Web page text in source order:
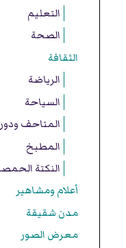
التعليم
الصحة
الثقافة
الرياضة
السياحة
المتاحف ودور
المطبخ
النكتة
أعلام ومشاهير
مدن شقيقة
معرض الصور